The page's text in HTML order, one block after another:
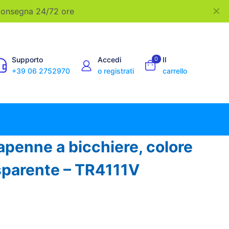
24/72 ore ✕
Supporto
+39 06 2752970
Accedi
o registrati
0
Il
carrello
a bicchiere, colore
– TR4111V